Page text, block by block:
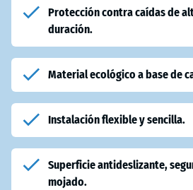
Protección contra caídas de
duración.
Material ecológico a base de
Instalación flexible y sencilla.
Superficie antideslizante,
mojado.